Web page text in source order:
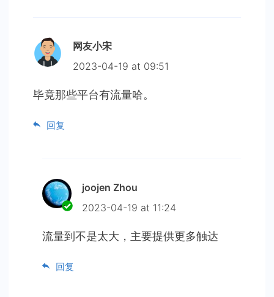
网友小宋
2023-04-19 at 09:51
毕竟那些平台有流量哈。
回复
joojen Zhou
2023-04-19 at 11:24
流量到不是太大，主要提供更多触达
回复